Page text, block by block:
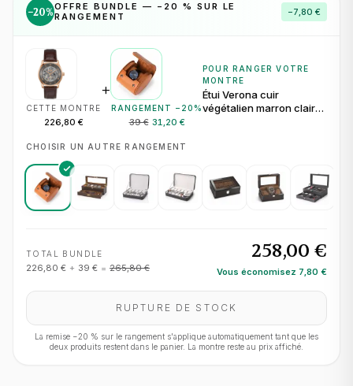
−20%OFFRE BUNDLE — − 20 % SUR LE
RANGEMENT
−7,80 €
CETTE MONTRE
226,80 €
+
RANGEMENT − 20 %
39 € 31,20 €
POUR RANGER VOTRE
MONTRE
Étui Verona cuir
végétalien marron clair
CHOISIR UN AUTRE RANGEMENT
TOTAL BUNDLE
226,80 € + 39 € = 265,80 €
258,00 €
Vous économisez 7,80 €
RUPTURE DE STOCK
La remise −20 % sur le rangement s'applique automatiquement tant que les
deux produits restent dans le panier. La montre reste au prix affiché.